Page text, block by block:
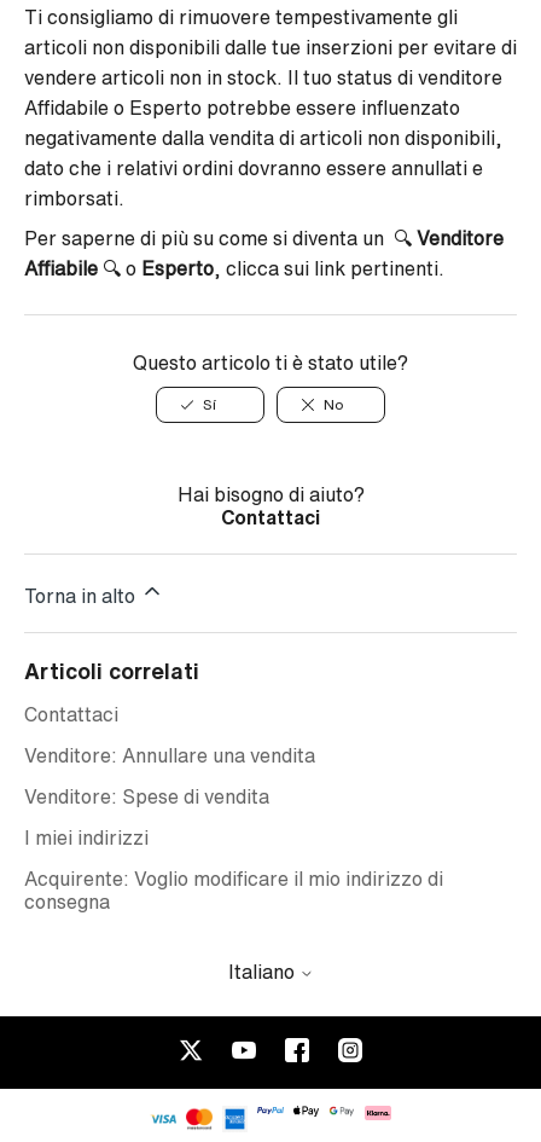
Ti consigliamo di rimuovere tempestivamente gli
articoli non disponibili dalle tue inserzioni per evitare di
vendere articoli non in stock. Il tuo status di venditore
Affidabile o Esperto potrebbe essere influenzato
negativamente dalla vendita di articoli non disponibili,
dato che i relativi ordini dovranno essere annullati e
rimborsati.
Per saperne di più su come si diventa un 🔍 Venditore
Affiabile 🔍 o Esperto , clicca sui link pertinenti.
Questo articolo ti è stato utile?
Sí No
Hai bisogno di aiuto?
Contattaci
Torna in alto
Articoli correlati
Contattaci
Venditore: Annullare una vendita
Venditore: Spese di vendita
I miei indirizzi
Acquirente: Voglio modificare il mio indirizzo di
consegna
Italiano